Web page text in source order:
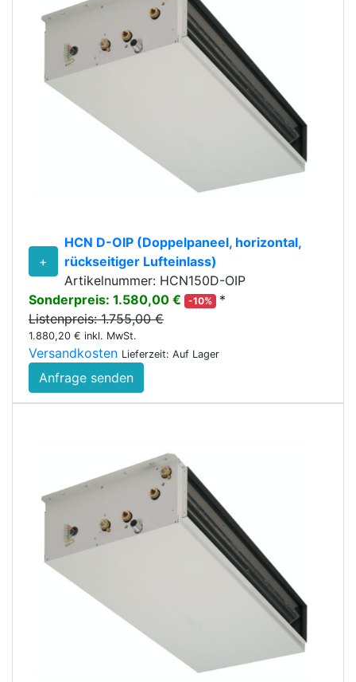
+
HCN D-OIP (Doppelpaneel, horizontal,
rückseitiger Lufteinlass)
Artikelnummer: HCN150D-OIP
Sonderpreis: 1.580,00 €
-10%
*
Listenpreis: 1.755,00 €
1.880,20 € inkl. MwSt.
Versandkosten Lieferzeit: Auf Lager
Anfrage senden